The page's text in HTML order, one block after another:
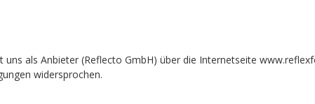
als Anbieter (Reflecto GmbH) über die Internetseite
widersprochen.